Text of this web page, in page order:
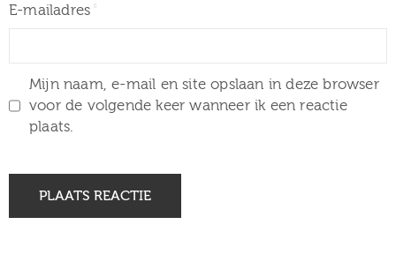
E-mailadres
Mijn naam, e-mail en site opslaan in deze browser
voor de volgende keer wanneer ik een reactie
plaats.